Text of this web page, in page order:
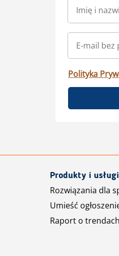
Polityka
Produkty i usługi
Rozwiązania dla
Umieść
Raport o